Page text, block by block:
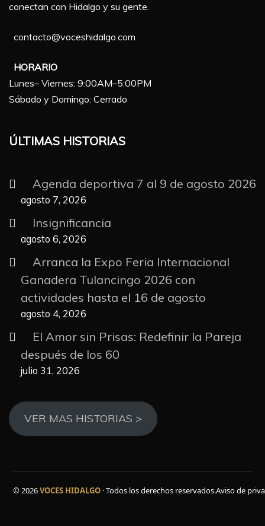
conectan con Hidalgo y su gente.
contacto@voceshidalgo.com
HORARIO
Lunes– Viernes: 9:00AM–5:00PM
Sábado y Domingo: Cerrado
ÚLTIMAS HISTORIAS
Agenda deportiva 7 al 9 de agosto 2026
agosto 7, 2026
Insignificancia
agosto 6, 2026
Arranca la Expo Feria Internacional
Ganadera Tulancingo 2026 con
actividades hasta el 16 de agosto
agosto 4, 2026
El Amor sin Prisas: Redefinir la Pareja
después de los 60
julio 31, 2026
VER MAS HISTORIAS >
© 2026VOCES HIDALGO · Todos los derechos reservados.Aviso de